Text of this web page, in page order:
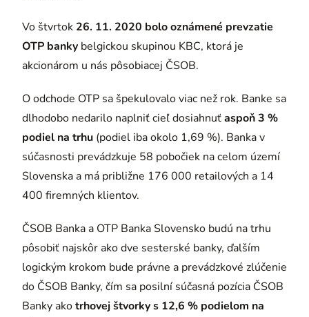
Vo štvrtok 26. 11. 2020 bolo oznámené prevzatie
OTP banky belgickou skupinou KBC, ktorá je
akcionárom u nás pôsobiacej ČSOB.
O odchode OTP sa špekulovalo viac než rok. Banke sa
dlhodobo nedarilo naplniť cieľ dosiahnuťaspoň 3 %
podiel na trhu (podiel iba okolo 1,69 %). Banka v
súčasnosti prevádzkuje 58 pobočiek na celom území
Slovenska a má približne 176 000 retailových a 14
400 firemných klientov.
ČSOB Banka a OTP Banka Slovensko budú na trhu
pôsobiť najskôr ako dve sesterské banky, ďalším
logickým krokom bude právne a prevádzkové zlúčenie
do ČSOB Banky, čím sa posilní súčasná pozícia ČSOB
Banky akotrhovej štvorky s 12,6 % podielom na